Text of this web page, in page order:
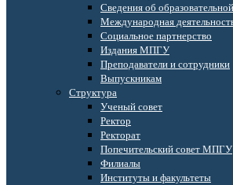
Сведения об
Международная
Социальное партнерство
Издания МПГУ
Преподаватели и сотрудники
Выпускникам
Структура
Ученый совет
Ректор
Ректорат
Попечительский совет МПГУ
Филиалы
Институты и факультеты